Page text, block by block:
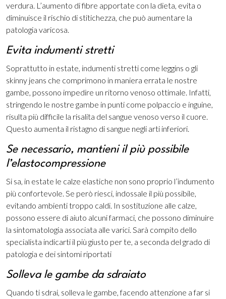
verdura. L’aumento di fibre apportate con la dieta, evita o
diminuisce il rischio di stitichezza, che può aumentare la
patologia varicosa.
Evita indumenti stretti
Soprattutto in estate, indumenti stretti come leggins o gli
skinny jeans che comprimono in maniera errata le nostre
gambe, possono impedire un ritorno venoso ottimale. Infatti,
stringendo le nostre gambe in punti come polpaccio e inguine,
risulta più difficile la risalita del sangue venoso verso il cuore.
Questo aumenta il ristagno di sangue negli arti inferiori.
Se necessario, mantieni il più possibile
l’elastocompressione
Si sa, in estate le calze elastiche non sono proprio l’indumento
più confortevole. Se però riesci, indossale il più possibile,
evitando ambienti troppo caldi. In sostituzione alle calze,
possono essere di aiuto alcuni farmaci, che possono diminuire
la sintomatologia associata alle varici. Sarà compito dello
specialista indicarti il più giusto per te, a seconda del grado di
patologia e dei sintomi riportati
Solleva le gambe da sdraiato
Quando ti sdrai, solleva le gambe, facendo attenzione a far si